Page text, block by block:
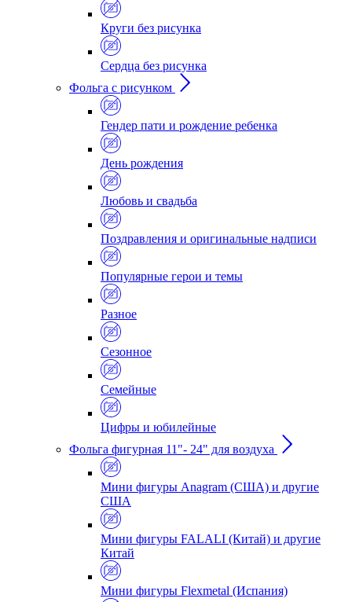
Круги без рисунка
Сердца без рисунка
Фольга с рисунком
Гендер пати и рождение ребенка
День рождения
Любовь и свадьба
Поздравления и оригинальные надписи
Популярные герои и темы
Разное
Сезонное
Семейные
Цифры и юбилейные
Фольга фигурная 11"- 24" для воздуха
Мини фигуры Anagram (США) и другие
США
Мини фигуры FALALI (Китай) и другие
Китай
Мини фигуры Flexmetal (Испания)